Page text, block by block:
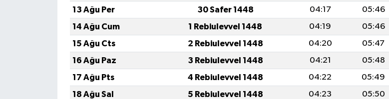
13 Ağu Per
30 Safer 1448 04:17 05:46
14 Ağu Cum
1 Rebiulevvel 1448 04:19 05:46
15 Ağu Cts
2 Rebiulevvel 1448 04:20 05:47
16 Ağu Paz
3 Rebiulevvel 1448 04:21 05:48
17 Ağu Pts
4 Rebiulevvel 1448 04:22 05:49
18 Ağu Sal
5 Rebiulevvel 1448 04:23 05:50